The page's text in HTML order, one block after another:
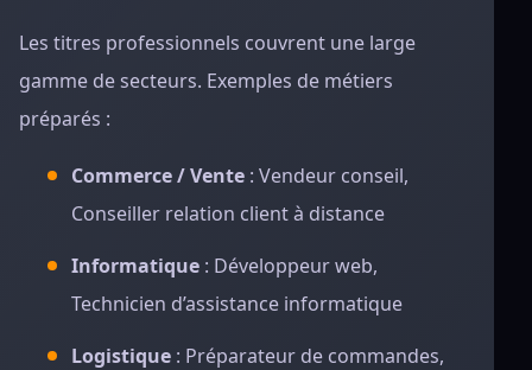
Les titres professionnels couvrent une large
gamme de secteurs. Exemples de métiers
préparés :
Commerce / Vente : Vendeur conseil,
Conseiller relation client à distance
Informatique : Développeur web,
Technicien d’assistance informatique
Logistique : Préparateur de commandes,